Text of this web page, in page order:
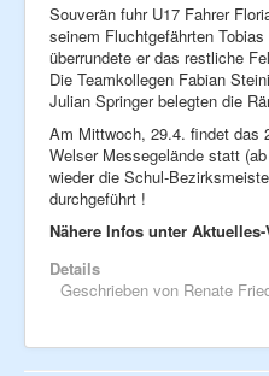
Souverän fuhr U17 Fahrer
seinem Fluchtgefährten
überrundete er das restliche
Die Teamkollegen Fabian
Julian Springer belegten die
Am Mittwoch, 29.4. findet das
Welser Messegelände statt
wieder die Schul-
durchgeführt !
Nähere Infos unter
Details
Geschrieben von Renate